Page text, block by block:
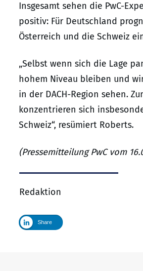
Insgesamt sehen die PwC-
positiv: Für Deutschland
Österreich und die Schweiz
„Selbst wenn sich die Lage
hohem Niveau bleiben und
in der DACH-Region sehen.
konzentrieren sich
Schweiz“, resümiert Roberts.
(Pressemitteilung PwC vom
Redaktion
Share